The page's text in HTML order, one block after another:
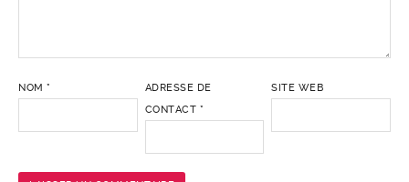
NOM *
ADRESSE DE
CONTACT *
SITE WEB